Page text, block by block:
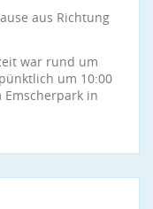
aus Richtung
war rund um
um 10:00
in